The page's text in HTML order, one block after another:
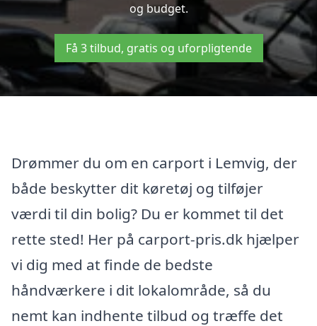
og budget.
Få 3 tilbud, gratis og uforpligtende
Drømmer du om en carport i Lemvig, der
både beskytter dit køretøj og tilføjer
værdi til din bolig? Du er kommet til det
rette sted! Her på carport-pris.dk hjælper
vi dig med at finde de bedste
håndværkere i dit lokalområde, så du
nemt kan indhente tilbud og træffe det